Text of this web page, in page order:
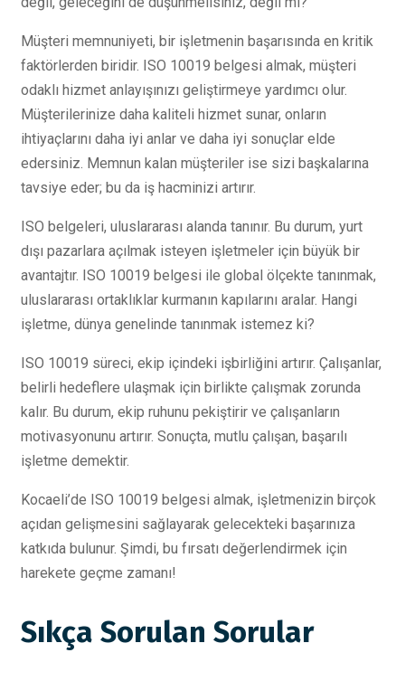
Müşteri memnuniyeti, bir işletmenin başarısında en kritik
faktörlerden biridir. ISO 10019 belgesi almak, müşteri
odaklı hizmet anlayışınızı geliştirmeye yardımcı olur.
Müşterilerinize daha kaliteli hizmet sunar, onların
ihtiyaçlarını daha iyi anlar ve daha iyi sonuçlar elde
edersiniz. Memnun kalan müşteriler ise sizi başkalarına
tavsiye eder; bu da iş hacminizi artırır.
ISO belgeleri, uluslararası alanda tanınır. Bu durum, yurt
dışı pazarlara açılmak isteyen işletmeler için büyük bir
avantajtır. ISO 10019 belgesi ile global ölçekte tanınmak,
uluslararası ortaklıklar kurmanın kapılarını aralar. Hangi
işletme, dünya genelinde tanınmak istemez ki?
ISO 10019 süreci, ekip içindeki işbirliğini artırır. Çalışanlar,
belirli hedeflere ulaşmak için birlikte çalışmak zorunda
kalır. Bu durum, ekip ruhunu pekiştirir ve çalışanların
motivasyonunu artırır. Sonuçta, mutlu çalışan, başarılı
işletme demektir.
Kocaeli’de ISO 10019 belgesi almak, işletmenizin birçok
açıdan gelişmesini sağlayarak gelecekteki başarınıza
katkıda bulunur. Şimdi, bu fırsatı değerlendirmek için
harekete geçme zamanı!
Sıkça Sorulan Sorular